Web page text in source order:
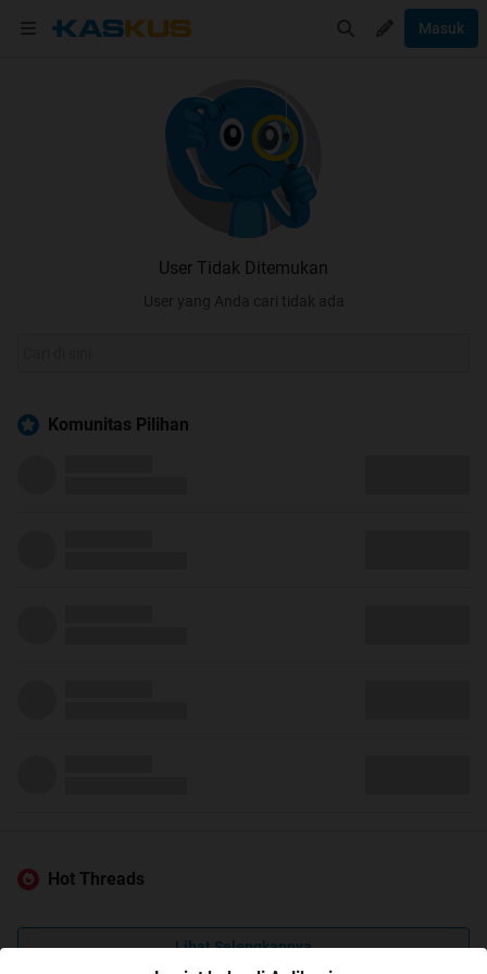
Masuk
User Tidak Ditemukan
User yang Anda cari tidak ada
Komunitas Pilihan
Hot Threads
Lihat Selengkapnya